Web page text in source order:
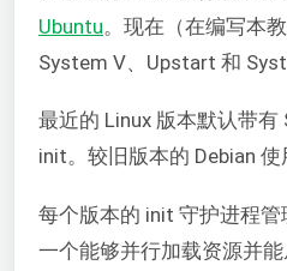
Ubuntu。现在（在编写本
System V、Upstart 和
最近的 Linux 版本默认带
init。较旧版本的 Debian
每个版本的 init 守护进程
一个能够并行加载资源并